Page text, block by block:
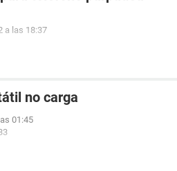
a las 18:37
no carga
01:45